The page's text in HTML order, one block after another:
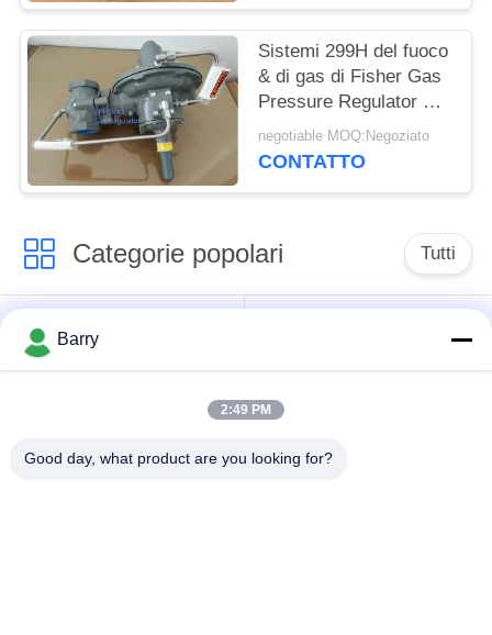
Sistemi 299H del fuoco
& di gas di Fisher Gas
Pressure Regulator For
dell'americano di lunga
vita
negotiable MOQ:Negoziato
CONTATTO
Categorie popolari Tutti
Regolatore di
pressione del gas
differenziale
DSC
Barry
2:49 PM
Good day, what product are you looking for?